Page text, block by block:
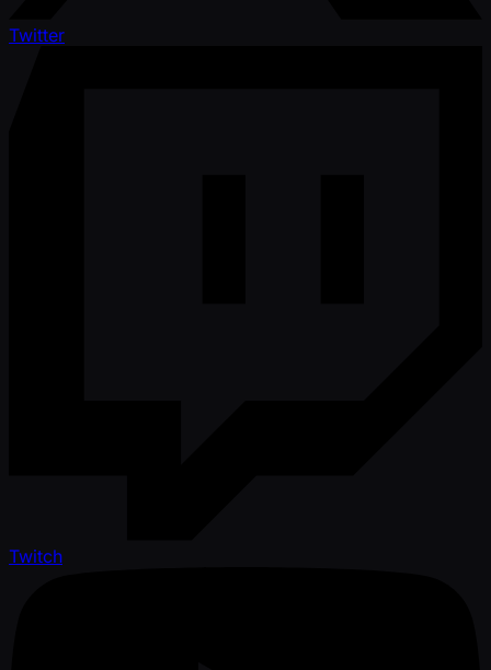
Twitter
Twitch